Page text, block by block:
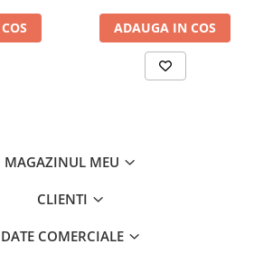
ADAUGA IN COS
MAGAZINUL MEU
CLIENTI
DATE COMERCIALE